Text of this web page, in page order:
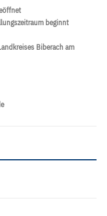
beginnt
Biberach am